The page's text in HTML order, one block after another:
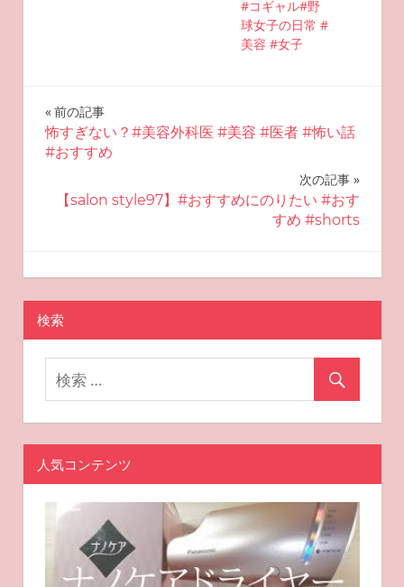
#コギャル#野
球女子の日常 #
美容 #女子
投
稿
ナ
ー
シ
ョ
ン
前の記事
怖すぎない？#美容外科医 #美容 #医者 #怖い話
#おすすめ
次の記事
【salon style97】#おすすめにのりたい #おす
すめ #shorts
2025-04-07
miyu
おすすめ美容
検索
人気コンテンツ